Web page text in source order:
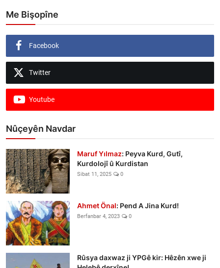
Me Bişopîne
Facebook
Twitter
Youtube
Nûçeyên Navdar
Maruf Yılmaz: Peyva Kurd, Gutî,
Kurdolojî û Kurdistan
Sibat 11, 2025 0
Ahmet Önal: Pend A Jina Kurd!
Berfanbar 4, 2023 0
Rûsya daxwaz ji YPGê kir: Hêzên xwe ji